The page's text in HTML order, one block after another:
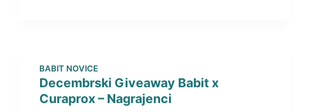
BABIT NOVICE
Decembrski Giveaway Babit x
Curaprox – Nagrajenci